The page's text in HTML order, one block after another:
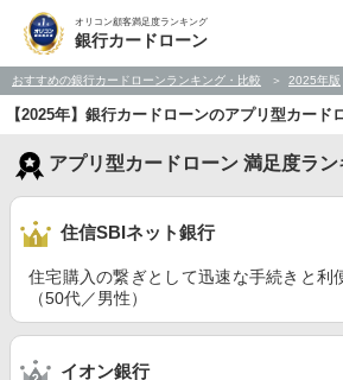
オリコン顧客満足度ランキング
銀行カードローン
おすすめの銀行カードローンランキング・比較 2025年版
【2025年】銀行カードローンのアプリ型カード
アプリ型カードローン 満足度ラン
住信SBIネット銀行
住宅購入の繋ぎとして迅速な手続きと利
（50代／男性）
イオン銀行